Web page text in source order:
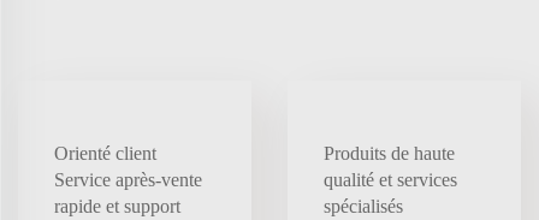
Orienté client
Service après-vente
rapide et support
Produits de haute
qualité et services
spécialisés